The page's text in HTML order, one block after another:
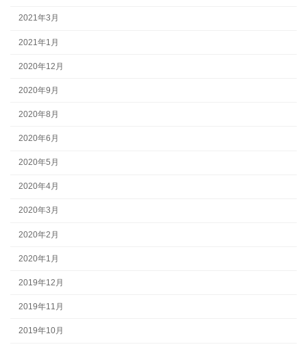
2021年3月
2021年1月
2020年12月
2020年9月
2020年8月
2020年6月
2020年5月
2020年4月
2020年3月
2020年2月
2020年1月
2019年12月
2019年11月
2019年10月